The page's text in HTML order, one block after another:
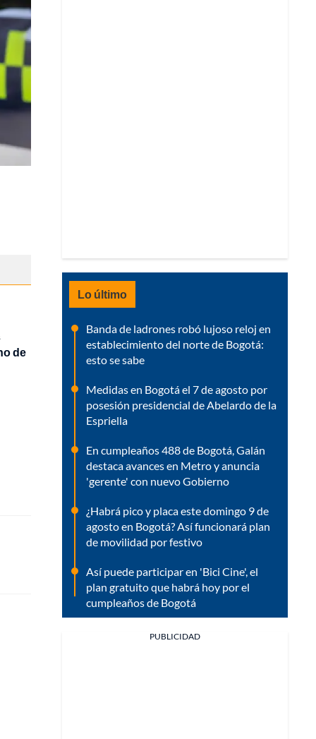
de
Lo último
Banda de ladrones robó lujoso reloj en
establecimiento del norte de Bogotá:
esto se sabe
Medidas en Bogotá el 7 de agosto por
posesión presidencial de Abelardo de la
Espriella
En cumpleaños 488 de Bogotá, Galán
destaca avances en Metro y anuncia
'gerente' con nuevo Gobierno
¿Habrá pico y placa este domingo 9 de
agosto en Bogotá? Así funcionará plan
de movilidad por festivo
Así puede participar en 'Bici Cine', el
plan gratuito que habrá hoy por el
cumpleaños de Bogotá
PUBLICIDAD